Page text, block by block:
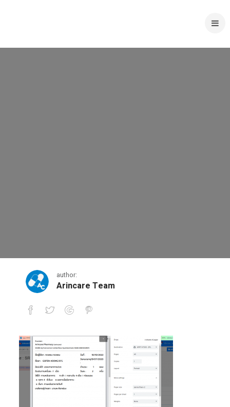
2-4-0 author:
Arincare Team
2-4-0